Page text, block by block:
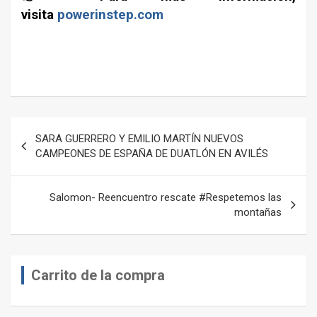
visita powerinstep.com
de
entradas
SARA GUERRERO Y EMILIO MARTÍN NUEVOS
CAMPEONES DE ESPAÑA DE DUATLÓN EN AVILÉS
Salomon- Reencuentro rescate #Respetemos las
montañas
Carrito de la compra